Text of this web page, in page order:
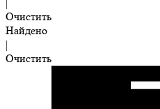
Очистить
Найдено
|
Очистить